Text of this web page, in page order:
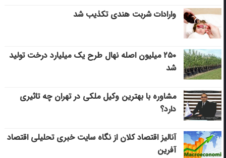
وارادات شربت هندی تکذیب شد
۲۵۰ میلیون اصله نهال طرح یک میلیارد درخت تولید
شد
مشاوره با بهترین وکیل ملکی در تهران چه تاثیری
دارد؟
آنالیز اقتصاد کلان از نگاه سایت خبری تحلیلی اقتصاد
آفرین